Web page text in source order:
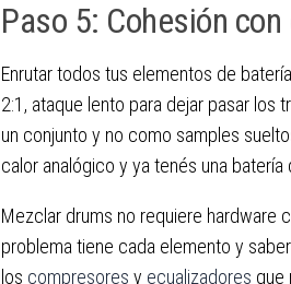
Paso 5: Cohesión
Enrutar todos tus elementos de
2:1, ataque lento para dejar pasar los
un conjunto y no como samples
calor analógico y ya tenés una
Mezclar drums no requiere hardware
problema tiene cada elemento y
los compresores y ecualizadores que